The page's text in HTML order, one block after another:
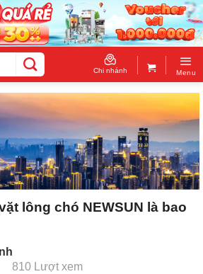
Chi nhánh Menu
lông chó NEWSUN là bao
810 Lượt xem